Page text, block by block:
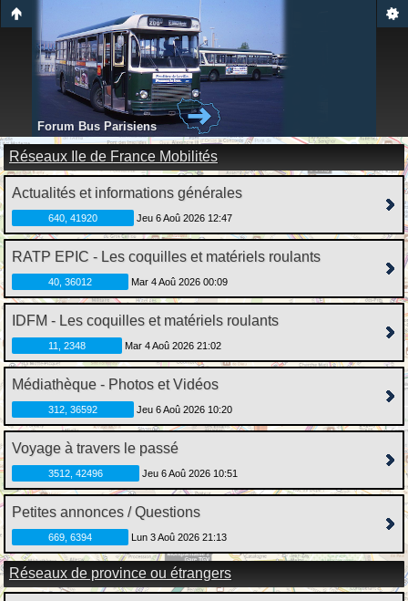
Forum Bus Parisiens
Réseaux Ile de France Mobilités
Actualités et informations générales
640, 41920 Jeu 6 Aoû 2026 12:47
RATP EPIC - Les coquilles et matériels roulants
40, 36012 Mar 4 Aoû 2026 00:09
IDFM - Les coquilles et matériels roulants
11, 2348 Mar 4 Aoû 2026 21:02
Médiathèque - Photos et Vidéos
312, 36592 Jeu 6 Aoû 2026 10:20
Voyage à travers le passé
3512, 42496 Jeu 6 Aoû 2026 10:51
Petites annonces / Questions
669, 6394 Lun 3 Aoû 2026 21:13
Réseaux de province ou étrangers